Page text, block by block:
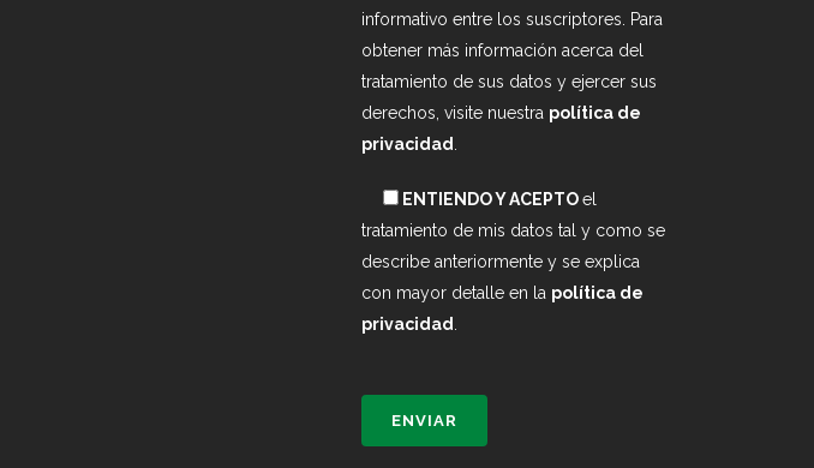
informativo entre los suscriptores. Para
obtener más información acerca del
tratamiento de sus datos y ejercer sus
derechos, visite nuestra política de
privacidad
ENTIENDO Y ACEPTOel
tratamiento de mis datos tal y como se
describe anteriormente y se explica
con mayor detalle en la política de
privacidad